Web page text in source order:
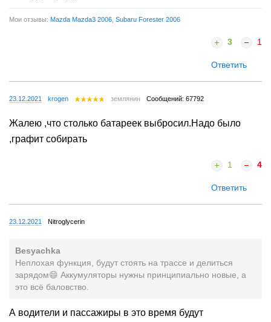
Мои отзывы: Mazda Mazda3 2006 Subaru Forester 2006
3 1
Ответить
23.12.2021 krogen землянин Сообщений: 67792
Жалею ,что столько батареек выбросил.Надо было
,графит собирать
1 4
Ответить
23.12.2021 Nitroglycerin
Besyachka
Неплохая функция, будут стоять на трассе и делиться
зарядом😄 Аккумуляторы нужны принципиально новые, а
это всё баловство.
А водители и пассажиры в это время будут